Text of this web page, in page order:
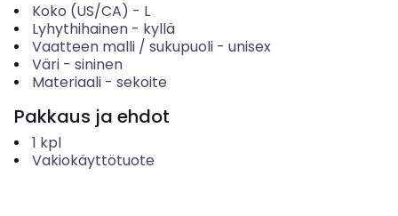
Koko (US/CA) - L
Lyhythihainen- kyllä
Vaatteen malli / sukupuoli- unisex
Väri- sininen
Materiaali- sekoite
Pakkaus ja ehdot
1 kpl
Vakiokäyttötuote